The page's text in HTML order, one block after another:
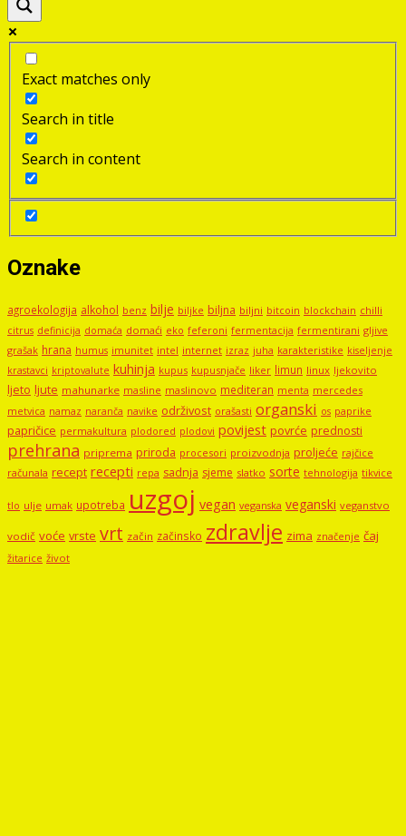
Exact matches only
Search in title
Search in content
Oznake
agroekologija alkohol benz bilje biljke biljna biljni bitcoin blockchain chilli
citrus definicija domaća domaći eko feferoni fermentacija fermentirani gljive
grašak hrana humus imunitet intel internet izraz juha karakteristike kiseljenje
krastavci kriptovalute kuhinja kupus kupusnjače liker limun linux ljekovito
ljeto ljute mahunarke masline maslinovo mediteran menta mercedes
metvica namaz naranča navike održivost orašasti organski os paprike
papričice permakultura plodored plodovi povijest povrće prednosti
prehrana priprema priroda procesori proizvodnja proljeće rajčice
računala recept recepti repa sadnja sjeme slatko sorte tehnologija tikvice
tlo ulje umak upotreba uzgoj vegan veganska veganski veganstvo
vodič voće vrste vrt začin začinsko zdravlje zima značenje čaj
žitarice život